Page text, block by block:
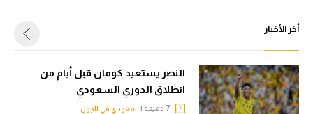
أخر الأخبار
النصر يستعيد كومان قبل أيام من
انطلاق الدوري السعودي
سعودي في الجول